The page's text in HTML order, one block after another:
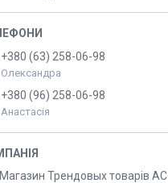
+380 (63) 258-06-98
Олександра
+380 (96) 258-06-98
Анастасія
Магазин Трендовых товарів АС